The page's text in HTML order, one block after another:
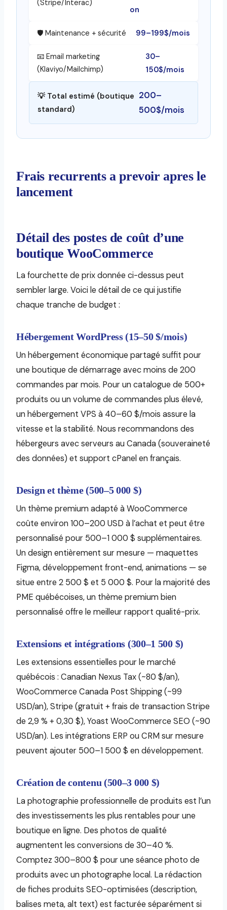
(Stripe/Interac)
on
🛡️ Maintenance + sécurité 99–199$/mois
📧 Email marketing
(Klaviyo/Mailchimp)
30–
150$/mois
💡 Total estimé (boutique
standard)
200–
500$/mois
Frais recurrents a prevoir apres le
lancement
Détail des postes de coût d’une
boutique WooCommerce
La fourchette de prix donnée ci-dessus peut
sembler large. Voici le détail de ce qui justifie
chaque tranche de budget :
Hébergement WordPress (15–50 $/mois)
Un hébergement économique partagé suffit pour
une boutique de démarrage avec moins de 200
commandes par mois. Pour un catalogue de 500+
produits ou un volume de commandes plus élevé,
un hébergement VPS à 40–60 $/mois assure la
vitesse et la stabilité. Nous recommandons des
hébergeurs avec serveurs au Canada (souveraineté
des données) et support cPanel en français.
Design et thème (500–5 000 $)
Un thème premium adapté à WooCommerce
coûte environ 100–200 USD à l’achat et peut être
personnalisé pour 500–1 000 $ supplémentaires.
Un design entièrement sur mesure — maquettes
Figma, développement front-end, animations — se
situe entre 2 500 $ et 5 000 $. Pour la majorité des
PME québécoises, un thème premium bien
personnalisé offre le meilleur rapport qualité-prix.
Extensions et intégrations (300–1 500 $)
Les extensions essentielles pour le marché
québécois : Canadian Nexus Tax (~80 $/an),
WooCommerce Canada Post Shipping (~99
USD/an), Stripe (gratuit + frais de transaction Stripe
de 2,9 % + 0,30 $), Yoast WooCommerce SEO (~90
USD/an). Les intégrations ERP ou CRM sur mesure
peuvent ajouter 500–1 500 $ en développement.
Création de contenu (500–3 000 $)
La photographie professionnelle de produits est l’un
des investissements les plus rentables pour une
boutique en ligne. Des photos de qualité
augmentent les conversions de 30–40 %.
Comptez 300–800 $ pour une séance photo de
produits avec un photographe local. La rédaction
de fiches produits SEO-optimisées (description,
balises meta, alt text) est facturée séparément si